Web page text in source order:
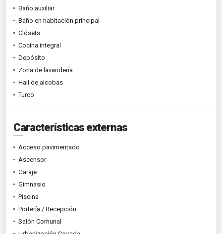
Baño auxiliar
Baño en habitación principal
Clósets
Cocina integral
Depósito
Zona de lavandería
Hall de alcobas
Turco
Características externas
Acceso pavimentado
Ascensor
Garaje
Gimnasio
Piscina
Portería / Recepción
Salón Comunal